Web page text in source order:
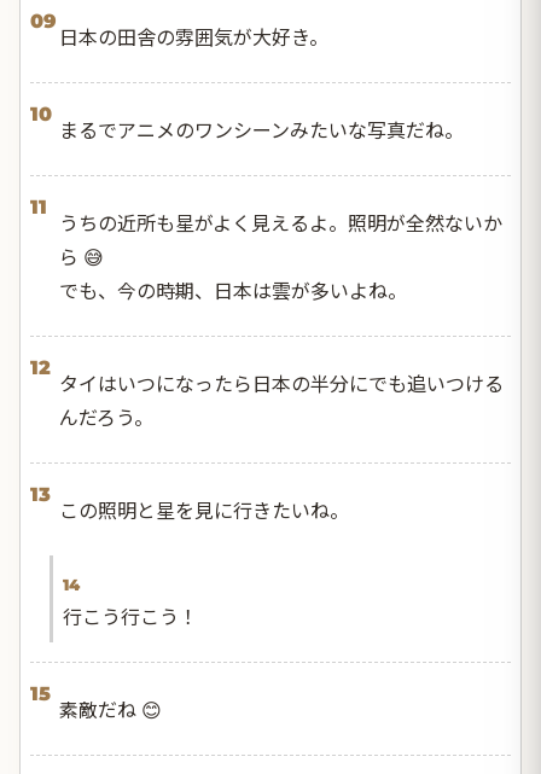
09
日本の田舎の雰囲気が大好き。
10
まるでアニメのワンシーンみたいな写真だね。
11
うちの近所も星がよく見えるよ。照明が全然ないか
ら 😅
でも、今の時期、日本は雲が多いよね。
12
タイはいつになったら日本の半分にでも追いつける
んだろう。
13
この照明と星を見に行きたいね。
14
行こう行こう！
15
素敵だね 😊